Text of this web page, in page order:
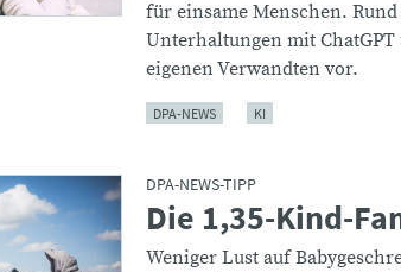
für einsame Menschen.
Unterhaltungen mit ChatGPT
eigenen Verwandten vor.
DPA-NEWS KI
DPA-NEWS-TIPP
:Die 1,35-Kind-
Weniger Lust auf